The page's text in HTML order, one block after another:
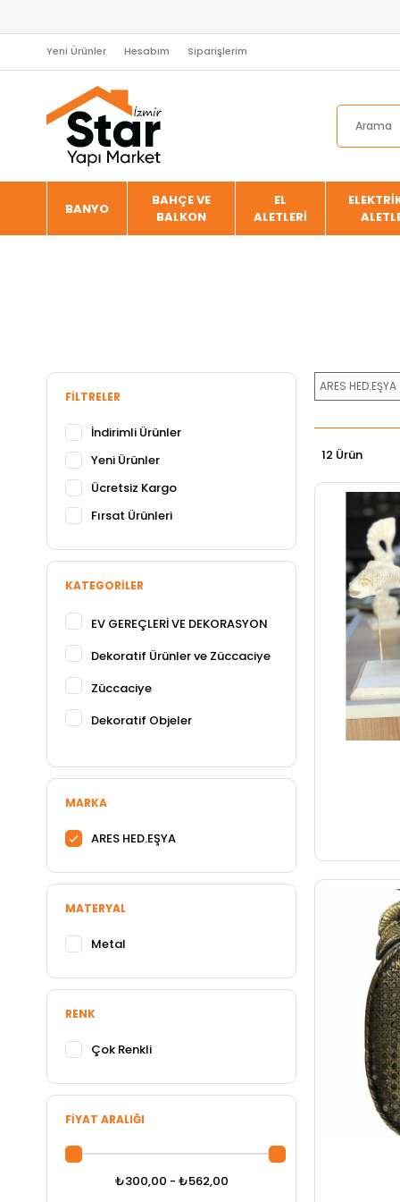
Yeni Ürünler Hesabım Siparişlerim
BANYO
BAHÇE VE
BALKON
EL
ALETLERİ
FILTRELER
İndirimli Ürünler
Yeni Ürünler
Ücretsiz Kargo
Fırsat Ürünleri
KATEGORILER
EV GEREÇLERİ VE DEKORASYON
Dekoratif Ürünler ve Züccaciye
Züccaciye
Dekoratif Objeler
MARKA
ARES HED.EŞYA
MATERYAL
Metal
RENK
Çok Renkli
FIYAT ARALIĞI
₺300,00 - ₺562,00
ARES HED.EŞYA
12 Ürün